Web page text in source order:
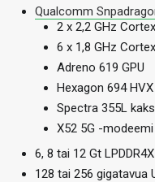
Qualcomm
2 x 2,2 GHz
6 x 1,8 GHz
Adreno 619 GPU
Hexagon 694 HVX
Spectra 355L
X52 5G -modeemi
6, 8 tai 12 Gt
128 tai 256 gigatavua